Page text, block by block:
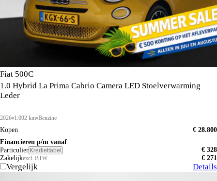
Fiat 500C
1.0 Hybrid La Prima Cabrio Camera LED Stoelverwarming
Leder
2026 1.092 km Benzine
Kopen
€ 28.800
Financieren p/m vanaf
Particulier Krediettabel
€ 328
Zakelijkexcl. BTW € 271
Vergelijk Details